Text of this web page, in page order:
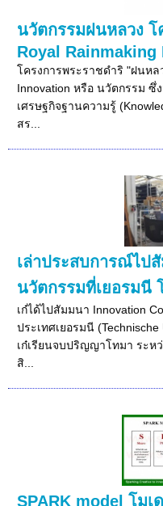
นวัตกรรมฝนหลวง โ
Royal Rainmaking
โครงการพระราชดำริ "ฝนหล
Innovation หรือ นวัตกรรม ซึ่
เศรษฐกิจฐานความรู้
สร...
เล่าประสบการณ์ไ
นวัตกรรมที่เยอรมนี
เก๋ได้ไปสัมมนา Innovation
ประเทศเยอรมนี
เก๋เรียนจบปริญญาโทมา ระห
สิ...
SPARK model โม